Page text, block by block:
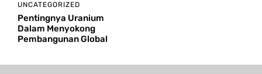
UNCATEGORIZED
Pentingnya Uranium
Dalam Menyokong
Pembangunan Global